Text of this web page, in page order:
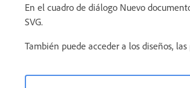
En el cuadro de diálogo Nuevo
SVG.
También puede acceder a los diseños,